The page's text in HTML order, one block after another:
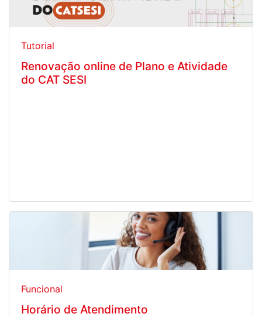
Tutorial
Renovação online de Plano e Atividade
do CAT SESI
Funcional
Horário de Atendimento